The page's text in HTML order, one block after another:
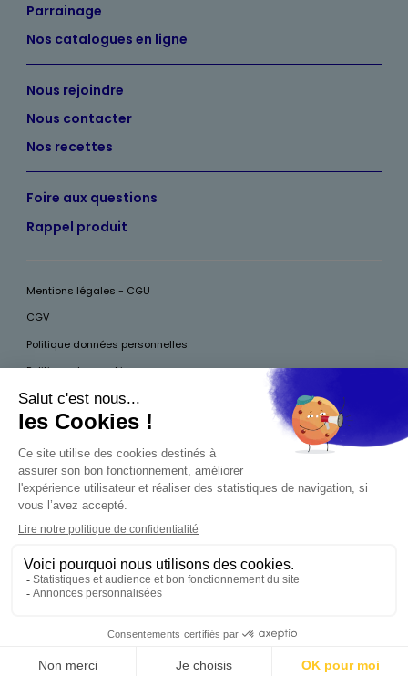
Parrainage
Nos catalogues en ligne
Nous rejoindre
Nous contacter
Nos recettes
Foire aux questions
Rappel produit
Mentions légales - CGU
CGV
Politique données personnelles
Politique des cookies
Accessibilité
Pour votre santé, mangez au moins cinq fruits et légumes par jour, plus
d’infos surwww.mangerbouger.fr
aux mineurs de moins de 18 ans
La preuve de majorité de l'acheteur est exigée au
moment de la vente en ligne. CODE DE LA SANTÉ